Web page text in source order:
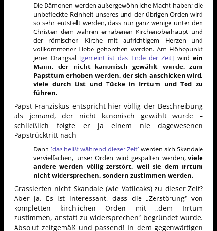
Die Dämonen werden außergewöhnliche Macht haben; die
unbefleckte Reinheit unseres und der übrigen Orden wird
so sehr entstellt werden, dass nur ganz wenige unter den
Christen dem wahren erhabenen Kirchenoberhaupt und
der römischen Kirche mit aufrichtigem Herzen und
vollkommener Liebe gehorchen werden. Am Höhepunkt
jener Drangsal [gemeint ist das Ende der Zeit] wirdein
Mann, der nicht kanonisch gewählt wurde, zum
Papsttum erhoben werden, der sich anschicken wird,
viele durch List und Tücke in Irrtum und Tod zu
führen.
Papst Franziskus entspricht hier völlig der Beschreibung
als jemand, der nicht kanonisch gewählt wurde –
schließlich folgte er ja einem nie dagewesenen
Papstrücktritt nach.
Dann [das heißt während dieser Zeit]werden sich Skandale
vervielfachen, unser Orden wird gespalten werden, viele
andere werden völlig zerstört, weil sie dem Irrtum
nicht widersprechen, sondern zustimmen werden.
Grassierten nicht Skandale (wie Vatileaks) zu dieser Zeit?
Aber ja. Es ist interessant, dass die „Zerstörung“ von
kompletten kirchlichen Orden mit „dem Irrtum
zustimmen, anstatt zu widersprechen“ begründet wurde.
Absolut zeitgemäß und passend! In dem gegenwärtigen